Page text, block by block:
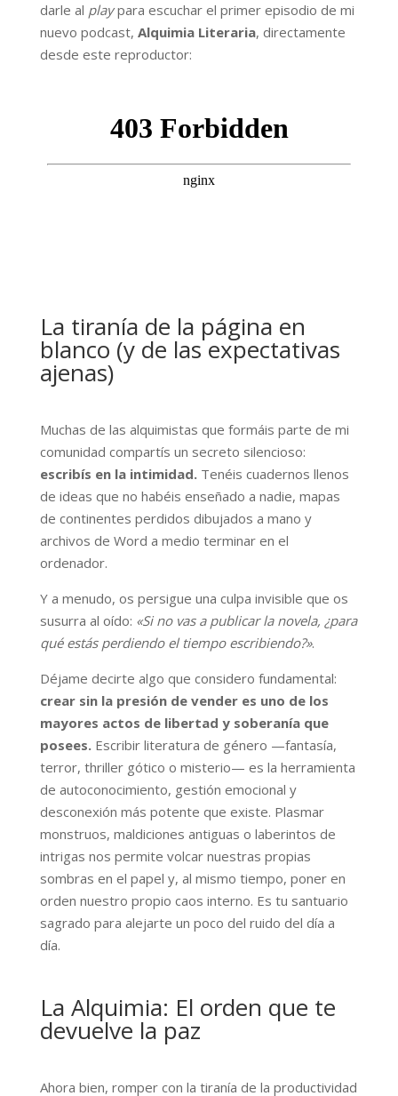
darle al playpara escuchar el primer episodio de mi
nuevo podcast, Alquimia Literaria, directamente
desde este reproductor:
La tiranía de la página en
blanco (y de las expectativas
ajenas)
Muchas de las alquimistas que formáis parte de mi
comunidad compartís un secreto silencioso:
escribís en la intimidad.Tenéis cuadernos llenos
de ideas que no habéis enseñado a nadie, mapas
de continentes perdidos dibujados a mano y
archivos de Word a medio terminar en el
ordenador.
Y a menudo, os persigue una culpa invisible que os
susurra al oído: «Si no vas a publicar la novela, ¿para
qué estás perdiendo el tiempo escribiendo?».
Déjame decirte algo que considero fundamental:
crear sin la presión de vender es uno de los
mayores actos de libertad y soberanía que
posees.Escribir literatura de género —fantasía,
terror, thriller gótico o misterio— es la herramienta
de autoconocimiento, gestión emocional y
desconexión más potente que existe. Plasmar
monstruos, maldiciones antiguas o laberintos de
intrigas nos permite volcar nuestras propias
sombras en el papel y, al mismo tiempo, poner en
orden nuestro propio caos interno. Es tu santuario
sagrado para alejarte un poco del ruido del día a
día.
La Alquimia: El orden que te
devuelve la paz
Ahora bien, romper con la tiranía de la productividad